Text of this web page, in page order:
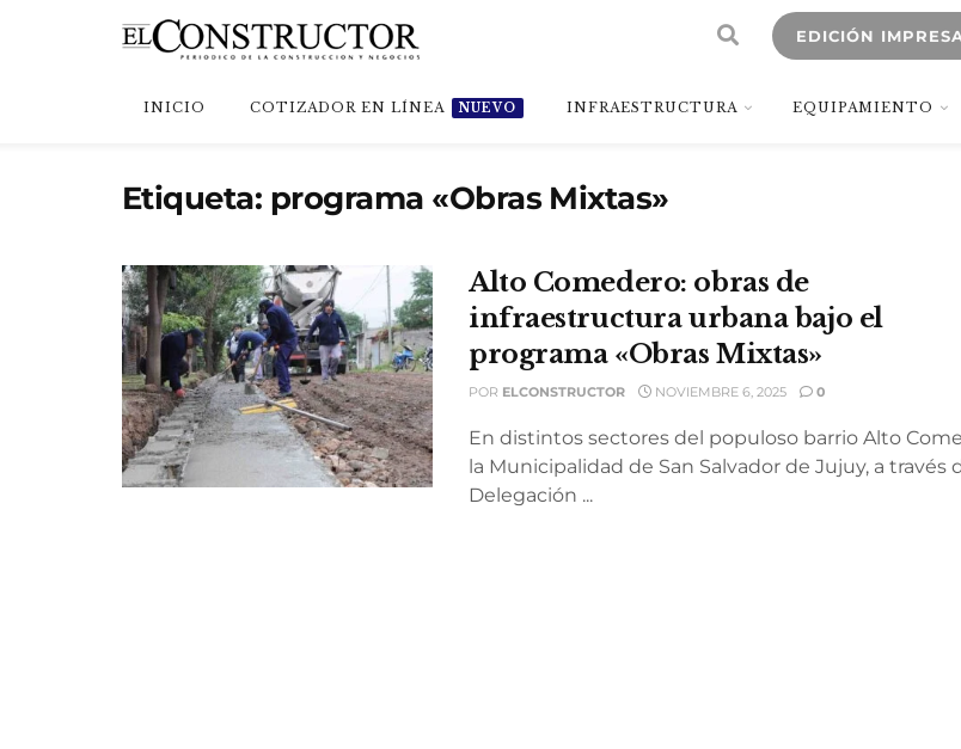
EDICIÓN
INICIO COTIZADOR EN LÍNEA NUEVO INFRAESTRUCTURA EQUIPAMIENTO
Etiqueta: programa «Obras Mixtas»
Alto Comedero: obras de
infraestructura urbana bajo el
programa «Obras Mixtas»
POR ELCONSTRUCTOR NOVIEMBRE 6, 2025 0
En distintos sectores del populoso barrio Alto
la Municipalidad de San Salvador de Jujuy, a través
Delegación ...